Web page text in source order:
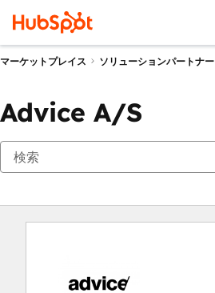
マーケットプレイス ソリューションパートナー
Advice A/S